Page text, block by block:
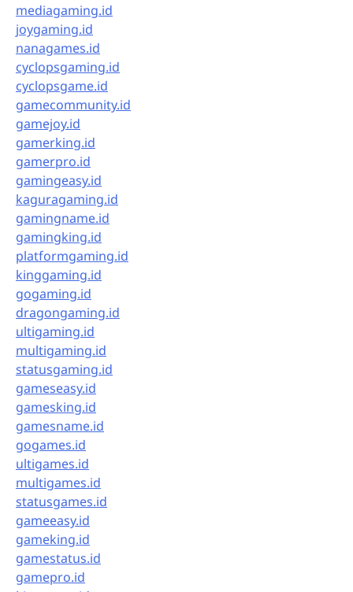
mediagaming.id
joygaming.id
nanagames.id
cyclopsgaming.id
cyclopsgame.id
gamecommunity.id
gamejoy.id
gamerking.id
gamerpro.id
gamingeasy.id
kaguragaming.id
gamingname.id
gamingking.id
platformgaming.id
kinggaming.id
gogaming.id
dragongaming.id
ultigaming.id
multigaming.id
statusgaming.id
gameseasy.id
gamesking.id
gamesname.id
gogames.id
ultigames.id
multigames.id
statusgames.id
gameeasy.id
gameking.id
gamestatus.id
gamepro.id